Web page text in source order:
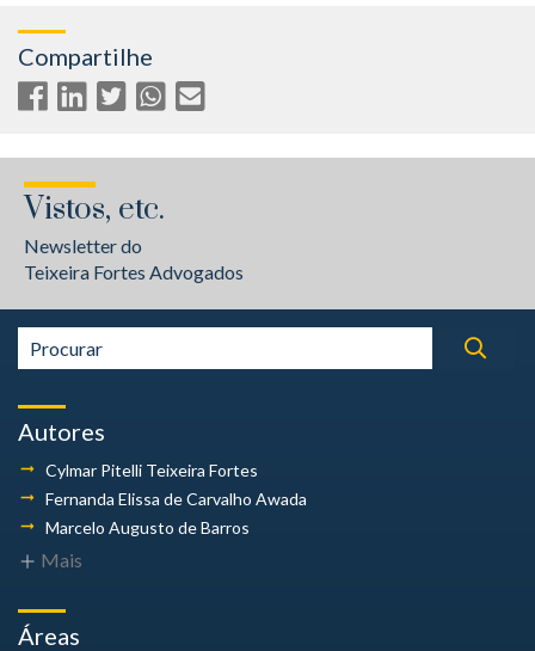
Compartilhe
Vistos, etc.
Newsletter do
Teixeira Fortes Advogados
Autores
Cylmar Pitelli Teixeira Fortes
Fernanda Elissa de Carvalho Awada
Marcelo Augusto de Barros
Mais
Áreas